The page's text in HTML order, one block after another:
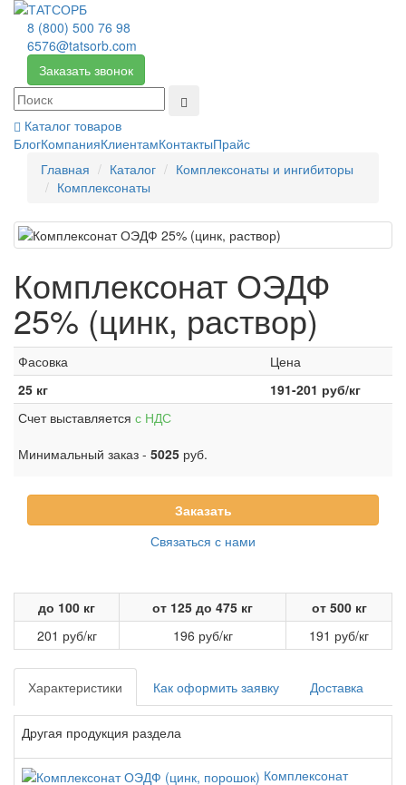
8 (800) 500 76 98
6576@tatsorb.com
Заказать звонок
Каталог товаров
БлогКомпанияКлиентамКонтактыПрайс
Главная
Каталог
Комплексонаты и ингибиторы
Комплексонаты
Комплексонат ОЭДФ
25% (цинк, раствор)
Фасовка
Цена
25 кг
191-201 руб/кг
Счет выставляется с НДС
Минимальный заказ - 5025 руб.
Заказать
Связаться с нами
до 100 кг от 125 до 475 кг
от 500 кг
201 руб/кг
196 руб/кг 191 руб/кг
Характеристики Как оформить заявку Доставка
Другая продукция раздела
Комплексонат